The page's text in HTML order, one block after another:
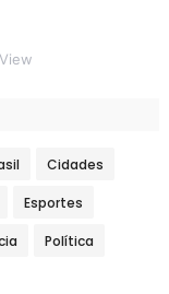
Cidades
Esportes
Política